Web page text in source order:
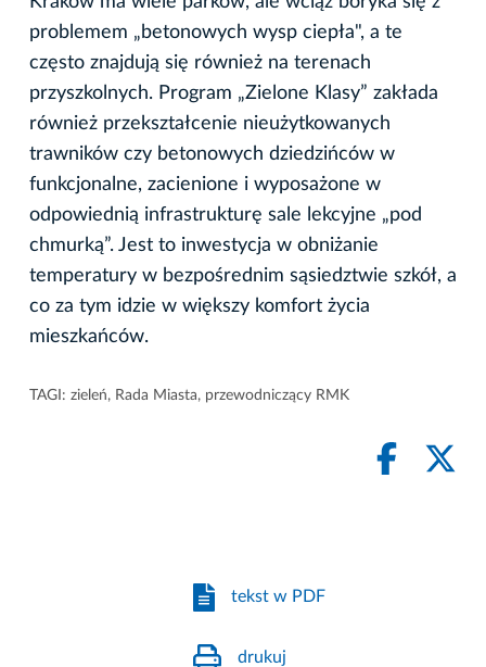
problemem „betonowych wysp ciepła", a te
często znajdują się również na terenach
przyszkolnych. Program „Zielone Klasy” zakłada
również przekształcenie nieużytkowanych
trawników czy betonowych dziedzińców w
funkcjonalne, zacienione i wyposażone w
odpowiednią infrastrukturę sale lekcyjne „pod
chmurką”. Jest to inwestycja w obniżanie
temperatury w bezpośrednim sąsiedztwie szkół, a
co za tym idzie w większy komfort życia
mieszkańców.
TAGI: zieleń, Rada Miasta, przewodniczący RMK
tekst w PDF
drukuj